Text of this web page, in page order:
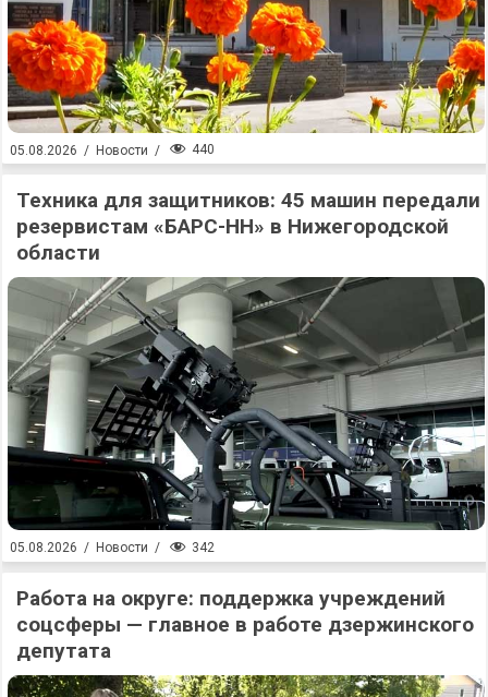
05.08.2026 / Новости / 440
Техника для защитников: 45 машин передали
резервистам «БАРС-НН» в Нижегородской
области
05.08.2026 / Новости / 342
Работа на округе: поддержка учреждений
соцсферы — главное в работе дзержинского
депутата